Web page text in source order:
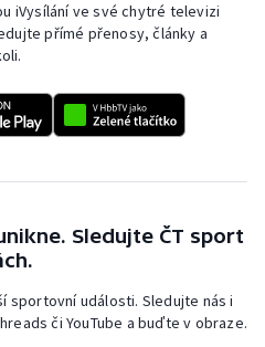
iVysílání ve své chytré televizi
přímé přenosy, články a
Sledujte ČT sport
sportovní události. Sledujte nás i
či YouTube a buďte v obraze.